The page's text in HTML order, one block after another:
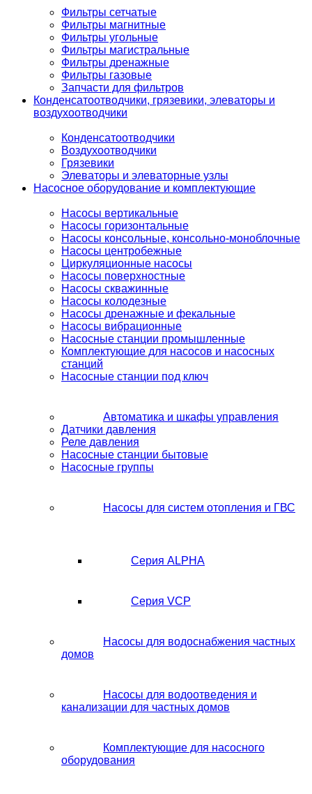
Фильтры сетчатые
Фильтры магнитные
Фильтры угольные
Фильтры магистральные
Фильтры дренажные
Фильтры газовые
Запчасти для фильтров
Конденсатоотводчики, грязевики, элеваторы и
воздухоотводчики
Конденсатоотводчики
Воздухоотводчики
Грязевики
Элеваторы и элеваторные узлы
Насосное оборудование и комплектующие
Насосы вертикальные
Насосы горизонтальные
Насосы консольные, консольно-моноблочные
Насосы центробежные
Циркуляционные насосы
Насосы поверхностные
Насосы скважинные
Насосы колодезные
Насосы дренажные и фекальные
Насосы вибрационные
Насосные станции промышленные
Комплектующие для насосов и насосных
станций
Насосные станции под ключ
Автоматика и шкафы управления
Датчики давления
Реле давления
Насосные станции бытовые
Насосные группы
Насосы для систем отопления и ГВС
Серия ALPHA
Серия VCP
Насосы для водоснабжения частных
домов
Насосы для водоотведения и
канализации для частных домов
Комплектующие для насосного
оборудования